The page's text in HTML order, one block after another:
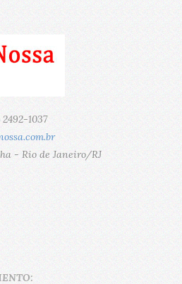
1037
- Rio de Janeiro/RJ